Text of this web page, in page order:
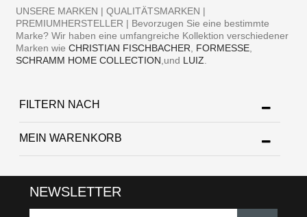
UNSERE MARKEN | QUALITÄTSMARKEN |
PREMIUMHERSTELLER | Bevorzugen Sie eine bestimmte
Marke? Wir haben eine umfangreiche Kollektion verschiedener
Marken wieCHRISTIAN FISCHBACHER FORMESSE
SCHRAMM HOME COLLECTION ,und LUIZ
FILTERN NACH
MEIN WARENKORB
NEWSLETTER